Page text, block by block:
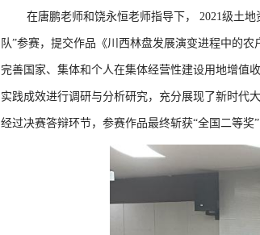
在唐鹏老师和饶永恒老师指导下， 2021级土
队”参赛，提交作品《川西林盘发展演变进程中的
完善国家、集体和个人在集体经营性建设用地增值
实践成效进行调研与分析研究，充分展现了新时代
经过决赛答辩环节，参赛作品最终斩获“全国二等奖